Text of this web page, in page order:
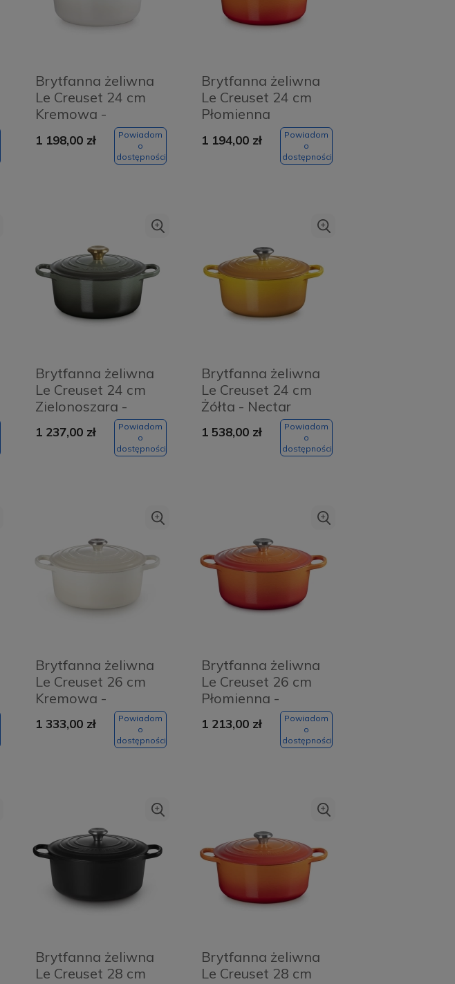
Usługa w salonie - Szczoteczka soniczna
Brytfanna żeliwna
Le Creuset 24 cm
Kremowa -
Meringue creme
1 198,00 zł
Powiadom
o
dostępności
Brytfanna żeliwna
Le Creuset 24 cm
Płomienna
czerwień - Flaming
red
1 194,00 zł
Powiadom
o
dostępności
Brytfanna żeliwna
Le Creuset 24 cm
Zielonoszara -
1 237,00 zł
Powiadom
o
dostępności
Brytfanna żeliwna
Le Creuset 24 cm
Żółta - Nectar
1 538,00 zł
Powiadom
o
dostępności
Brytfanna żeliwna
Le Creuset 26 cm
Kremowa -
Meringue creme
1 333,00 zł
Powiadom
o
dostępności
Brytfanna żeliwna
Le Creuset 26 cm
Płomienna -
1 213,00 zł
Powiadom
o
dostępności
Brytfanna żeliwna
Le Creuset 28 cm
Brytfanna żeliwna
Le Creuset 28 cm